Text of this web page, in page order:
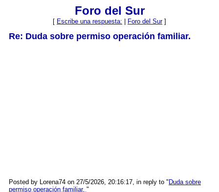
Foro del Sur
[ Escribe una respuesta: Foro del Sur]
Re: Duda sobre permiso operación familiar.
Posted by Lorena74 on 27/5/2026, 20:16:17, in reply to " Duda sobre
permiso operación familiar. "